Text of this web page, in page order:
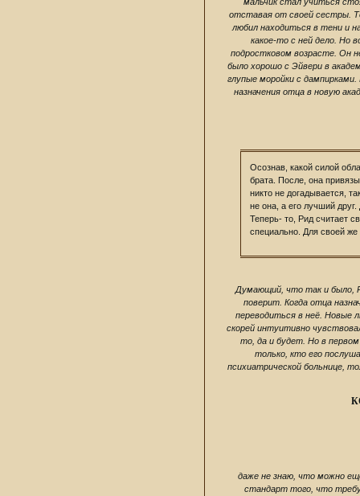
отставая от своей сестры.
любил находиться в тени и
какое-то с ней дело. Но
подростковом возрасте. Он
было хорошо с Эйвери в
глупые моройки с дампирками.
назначения отца в новую
Осознав, какой силой
брата. После, она
никто не догадывается,
не она, а его лучший
Теперь- то, Рид считает
специально. Для своей
Думающий, что так и было,
поверит. Когда отца
переводиться в неё. Новые
скорей интуитивно
то, да и будет. Но в
только, кто его
психиатрической больнице,
даже не знаю, что можно
стандарт того, что